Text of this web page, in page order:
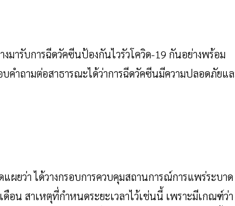
ารับการฉีดวัคซีนป้องกันไวรัวโควิด-19 กันอย่างพร้อม
ำถามต่อสาธารณะได้ว่าการฉีดวัคซีนมีความปลอดภัยแ
ยว่า ได้วางกรอบการควบคุมสถานการณ์การแพร่ระบาด
อน สาเหตุที่กำหนดระยะเวลาไว้เช่นนี้ เพราะมีเกณฑ์ว่า